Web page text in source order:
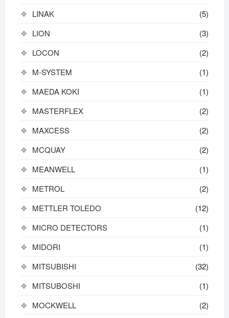
LINAK
(5)
LION
(3)
LOCON
(2)
M-SYSTEM
(1)
MAEDA KOKI
(1)
MASTERFLEX
(2)
MAXCESS
(2)
MCQUAY
(2)
MEANWELL
(1)
METROL
(2)
METTLER TOLEDO
(12)
MICRO DETECTORS
(1)
MIDORI
(1)
MITSUBISHI
(32)
MITSUBOSHI
(1)
MOCKWELL
(2)